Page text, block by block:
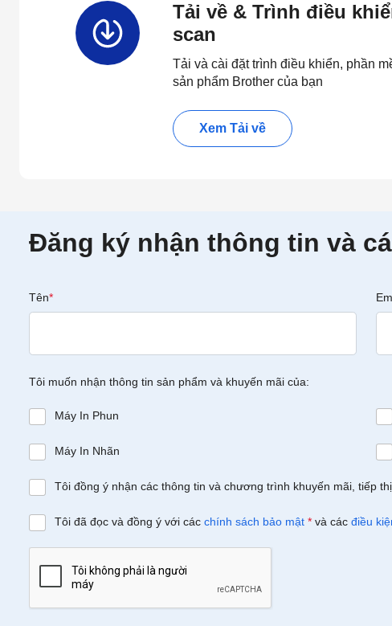
Tải về & Trình điều
scan
Tải và cài đặt trình điều khiển, phần
sản phẩm Brother của bạn
Xem Tải về
Đăng ký nhận thông tin và
Tên*
Tôi muốn nhận thông tin sản phẩm và khuyến mãi của:
Máy In Phun
Máy In Nhãn
Tôi đồng ý nhận các thông tin và chương trình khuyến mãi, tiếp
Tôi đã đọc và đồng ý với các chính sách bảo mật * và các điều